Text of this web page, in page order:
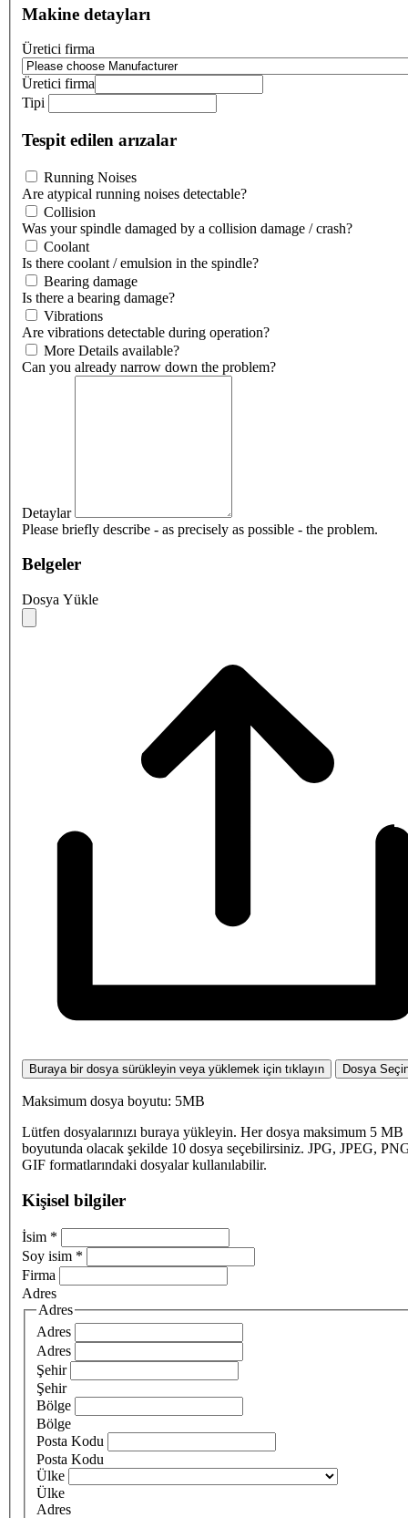
Makine detayları
Üretici firma
Üretici firma
Tipi
Tespit edilen arızalar
Running Noises
Are atypical running noises detectable?
Collision
Was your spindle damaged by a collision damage / crash?
Coolant
Is there coolant / emulsion in the spindle?
Bearing damage
Is there a bearing damage?
Vibrations
Are vibrations detectable during operation?
More Details available?
Can you already narrow down the problem?
Detaylar
Please briefly describe - as precisely as possible - the problem.
Belgeler
Dosya Yükle
Buraya bir dosya sürükleyin veya yüklemek için tıklayın Dosya
Maksimum dosya boyutu: 5MB
Lütfen dosyalarınızı buraya yükleyin. Her dosya maksimum 5 MB
boyutunda olacak şekilde 10 dosya seçebilirsiniz. JPG, JPEG,
GIF formatlarındaki dosyalar kullanılabilir.
Kişisel bilgiler
İsim *
Soy isim *
Firma
Adres
Adres
Adres
Adres
Şehir
Şehir
Bölge
Bölge
Posta Kodu
Posta Kodu
Ülke
Ülke
Adres